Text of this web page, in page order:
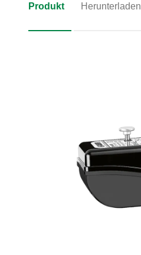
Produkt Herunterladen